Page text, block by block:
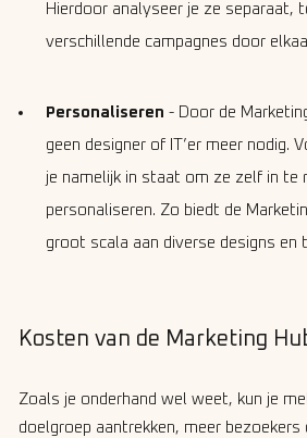
Hierdoor analyseer je ze separaat,
verschillende campagnes door
Personaliseren - Door de
geen designer of IT’er meer nodig.
je namelijk in staat om ze zelf in te
personaliseren. Zo biedt de
groot scala aan diverse designs en
Kosten van de Marketing
Zoals je onderhand wel weet, kun je
doelgroep aantrekken, meer bezoekers